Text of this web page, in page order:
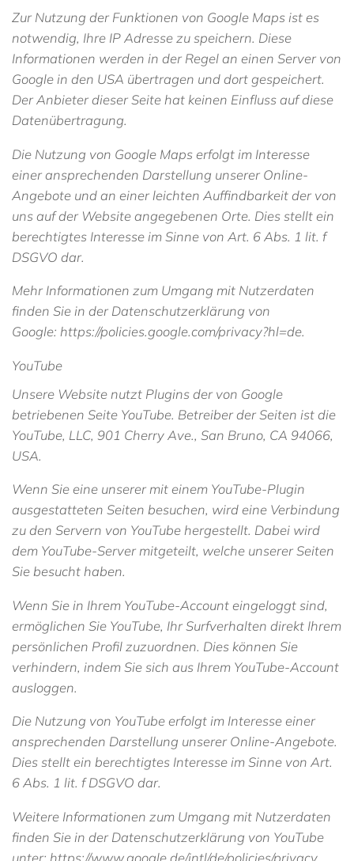
Zur Nutzung der Funktionen von Google Maps ist es
notwendig, Ihre IP Adresse zu speichern. Diese
Informationen werden in der Regel an einen Server von
Google in den USA übertragen und dort gespeichert.
Der Anbieter dieser Seite hat keinen Einfluss auf diese
Datenübertragung.
Die Nutzung von Google Maps erfolgt im Interesse
einer ansprechenden Darstellung unserer Online-
Angebote und an einer leichten Auffindbarkeit der von
uns auf der Website angegebenen Orte. Dies stellt ein
berechtigtes Interesse im Sinne von Art. 6 Abs. 1 lit. f
DSGVO dar.
Mehr Informationen zum Umgang mit Nutzerdaten
finden Sie in der Datenschutzerklärung von
Google: https://policies.google.com/privacy?hl=de.
YouTube
Unsere Website nutzt Plugins der von Google
betriebenen Seite YouTube. Betreiber der Seiten ist die
YouTube, LLC, 901 Cherry Ave., San Bruno, CA 94066,
USA.
Wenn Sie eine unserer mit einem YouTube-Plugin
ausgestatteten Seiten besuchen, wird eine Verbindung
zu den Servern von YouTube hergestellt. Dabei wird
dem YouTube-Server mitgeteilt, welche unserer Seiten
Sie besucht haben.
Wenn Sie in Ihrem YouTube-Account eingeloggt sind,
ermöglichen Sie YouTube, Ihr Surfverhalten direkt Ihrem
persönlichen Profil zuzuordnen. Dies können Sie
verhindern, indem Sie sich aus Ihrem YouTube-Account
ausloggen.
Die Nutzung von YouTube erfolgt im Interesse einer
ansprechenden Darstellung unserer Online-Angebote.
Dies stellt ein berechtigtes Interesse im Sinne von Art.
6 Abs. 1 lit. f DSGVO dar.
Weitere Informationen zum Umgang mit Nutzerdaten
finden Sie in der Datenschutzerklärung von YouTube
unter: https://www.google.de/intl/de/policies/privacy.